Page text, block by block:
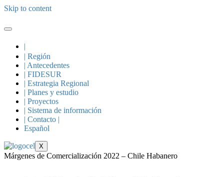
Skip to content
|
| Región
| Antecedentes
| FIDESUR
| Estrategia Regional
| Planes y estudio
| Proyectos
| Sistema de información
| Contacto |
Español
X
Márgenes de Comercialización 2022 – Chile Habanero